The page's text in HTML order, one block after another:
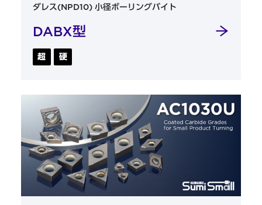
ダレス(NPD10) 小径ボーリングバイト
DABX型
超 硬